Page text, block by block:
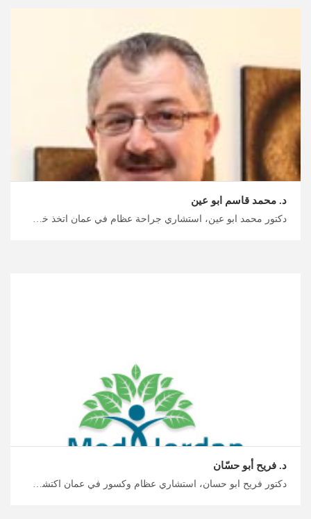
د. محمد قاسم ابو عين
دكتور محمد ابو عين، استشاري جراحة عظام في عمان اتخذ خطوة نحو صحة أفضل مع ميدكس الأردن، برامج علاج إعادة تأهيل العظام في الأردن من قبل أفضل الخبراء والاختصاصيين، خطط لرحلتك العلاجية والاستشفائية معنا
د. فريح أبو حسّان
دكتور فريح ابو حسان، استشاري عظام وكسور في عمان اكتشف اتجاهات السياحة العلاجية في الأردن معنا، أخصائي تقويم العظام في الأردن لعلاج العظام والكسور والإصابات الرياضية، ابدأ التخطيط لرحلتك العلاجية مع ميدكس